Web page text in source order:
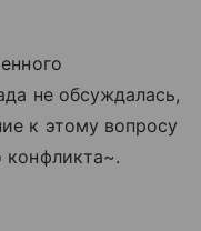
не обсуждалась,
к этому вопросу
конфликта~.